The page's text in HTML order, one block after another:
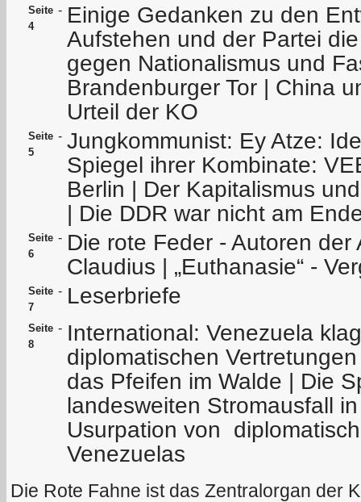
Seite
4
- Einige Gedanken zu den
Aufstehen und der Partei
gegen Nationalismus und
Brandenburger Tor | China
Urteil der KO
Seite
5
- Jungkommunist: Ey Atze:
Spiegel ihrer Kombinate:
Berlin | Der Kapitalismus
| Die DDR war nicht am
Seite
6
- Die rote Feder - Autoren
Claudius | „Euthanasie“ -
Seite
7
- Leserbriefe
Seite
8
- International: Venezuela
diplomatischen
das Pfeifen im Walde | Die
landesweiten Stromausfall
Usurpation von
Venezuelas
Die Rote Fahne ist das Zentralorgan der